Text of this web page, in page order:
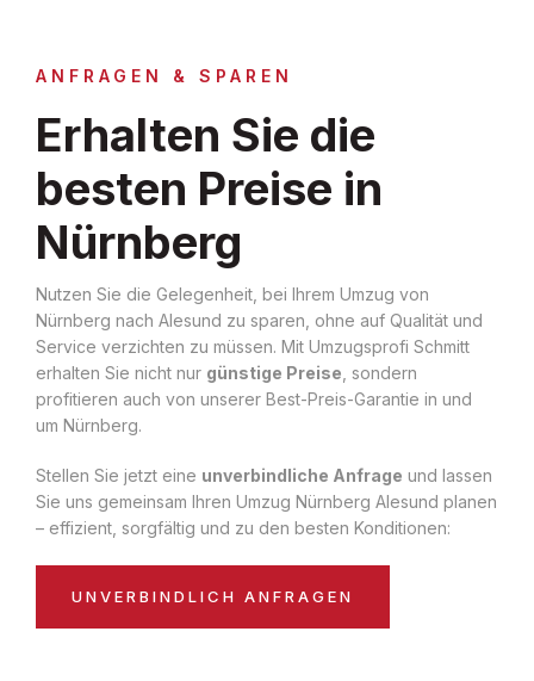
ANFRAGEN & SPAREN
Erhalten Sie die
besten Preise in
Nürnberg
Nutzen Sie die Gelegenheit, bei Ihrem Umzug von
Nürnberg nach Alesund zu sparen, ohne auf Qualität und
Service verzichten zu müssen. Mit Umzugsprofi Schmitt
erhalten Sie nicht nur günstige Preise , sondern
profitieren auch von unserer Best-Preis-Garantie in und
um Nürnberg.
Stellen Sie jetzt eine unverbindliche Anfrage und lassen
Sie uns gemeinsam Ihren Umzug Nürnberg Alesund planen
– effizient, sorgfältig und zu den besten Konditionen:
UNVERBINDLICH ANFRAGEN